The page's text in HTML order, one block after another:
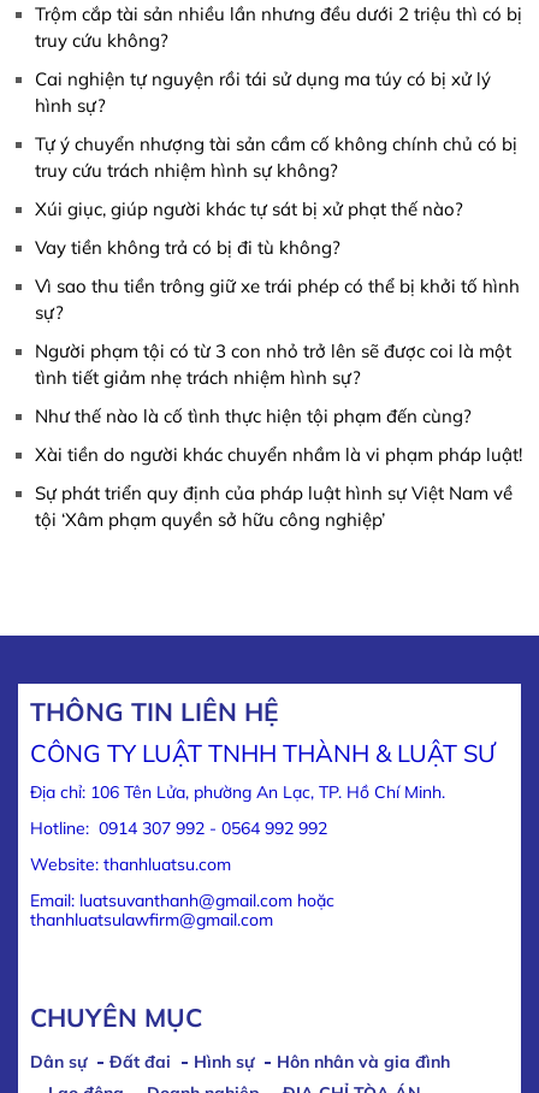
Trộm cắp tài sản nhiều lần nhưng đều dưới 2 triệu thì có bị
truy cứu không?
Cai nghiện tự nguyện rồi tái sử dụng ma túy có bị xử lý
hình sự?
Tự ý chuyển nhượng tài sản cầm cố không chính chủ có bị
truy cứu trách nhiệm hình sự không?
Xúi giục, giúp người khác tự sát bị xử phạt thế nào?
Vay tiền không trả có bị đi tù không?
Vì sao thu tiền trông giữ xe trái phép có thể bị khởi tố hình
sự?
Người phạm tội có từ 3 con nhỏ trở lên sẽ được coi là một
tình tiết giảm nhẹ trách nhiệm hình sự?
Như thế nào là cố tình thực hiện tội phạm đến cùng?
Xài tiền do người khác chuyển nhầm là vi phạm pháp luật!
Sự phát triển quy định của pháp luật hình sự Việt Nam về
tội ‘Xâm phạm quyền sở hữu công nghiệp’
THÔNG TIN LIÊN HỆ
CÔNG TY LUẬT TNHH THÀNH & LUẬT SƯ
Địa chỉ: 106 Tên Lửa, phường An Lạc, TP. Hồ Chí Minh.
Hotline: 0914 307 992 - 0564 992 992
Website: thanhluatsu.com
Email: luatsuvanthanh@gmail.com hoặc
thanhluatsulawfirm@gmail.com
CHUYÊN MỤC
Dân sự Đất đai Hình sự
Hôn nhân và gia đình